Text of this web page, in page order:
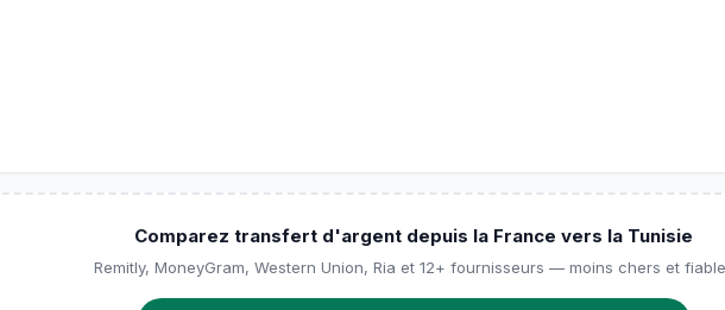
Comparez transfert d'argent depuis la France vers la Tunisie
Remitly, MoneyGram, Western Union, Ria et 12+ fournisseurs — moins chers et